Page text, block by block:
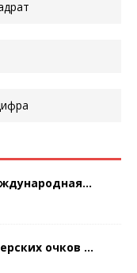
очков ...